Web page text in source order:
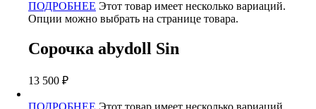
ПОДРОБНЕЕ Этот товар имеет несколько вариаций.
Опции можно выбрать на странице товара.
Сорочка abydoll Sin
13 500 ₽
ПОДРОБНЕЕ Этот товар имеет несколько вариаций.